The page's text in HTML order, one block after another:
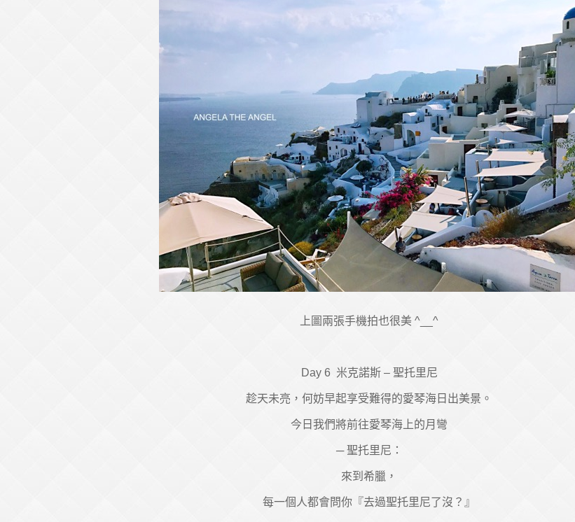
上圖兩張手機拍也很美 ^__^
Day 6 米克諾斯 – 聖托里尼
趁天未亮，何妨早起享受難得的愛琴海日出美景。
今日我們將前往愛琴海上的月彎
─ 聖托里尼：
來到希臘，
每一個人都會問你『去過聖托里尼了沒？』